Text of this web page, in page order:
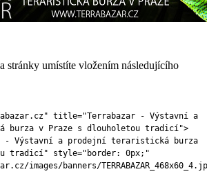
stránky umístíte vložením následujícího
title="Terrabazar - Výstavní a
burza v Praze s dlouholetou tradicí">
- Výstavní a prodejní teraristická burza
tradicí" style="border: 0px;"
images/banners/